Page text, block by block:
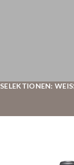
SELEKTIONEN: WEISS